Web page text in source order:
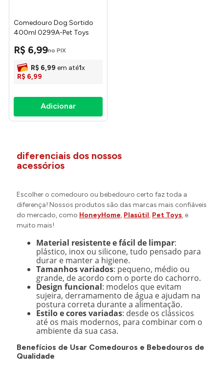
Comedouro Dog Sortido
400ml 0299A-Pet Toys
R$ 6,99no PIX
R$ 6,99 em até1x
R$ 6,99
diferenciais dos nossos
acessórios
Escolher o comedouro ou bebedouro certo faz toda a
diferença! Nossos produtos são das marcas mais confiáveis
do mercado, como HoneyHome, Plasútil, Pet Toys, e
muito mais!
Material resistente e fácil de limpar:
plástico, inox ou silicone, tudo pensado para
durar e manter a higiene.
Tamanhos variados: pequeno, médio ou
grande, de acordo com o porte do cachorro.
Design funcional: modelos que evitam
sujeira, derramamento de água e ajudam na
postura correta durante a alimentação.
Estilo e cores variadas: desde os clássicos
até os mais modernos, para combinar com o
ambiente da sua casa.
Benefícios de Usar Comedouros e Bebedouros de
Qualidade